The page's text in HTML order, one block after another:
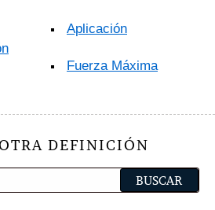
Aplicación
Fuerza Máxima
DEFINICIÓN